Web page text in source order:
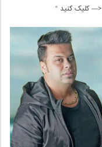
<— کلیک کنید “